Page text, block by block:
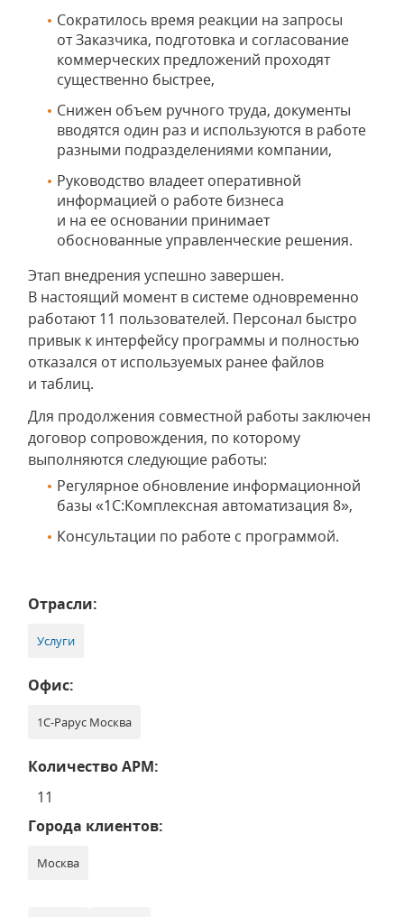
Сократилось время реакции на запросы
от Заказчика, подготовка и согласование
коммерческих предложений проходят
существенно быстрее,
Снижен объем ручного труда, документы
вводятся один раз и используются в работе
разными подразделениями компании,
Руководство владеет оперативной
информацией о работе бизнеса
и на ее основании принимает
обоснованные управленческие решения.
Этап внедрения успешно завершен.
В настоящий момент в системе одновременно
работают 11 пользователей. Персонал быстро
привык к интерфейсу программы и полностью
отказался от используемых ранее файлов
и таблиц.
Для продолжения совместной работы заключен
договор сопровождения, по которому
выполняются следующие работы:
Регулярное обновление информационной
базы «1С:Комплексная автоматизация 8»,
Консультации по работе с программой.
Отрасли:
Услуги
Офис:
1С-Рарус Москва
Количество АРМ:
11
Города клиентов:
Москва